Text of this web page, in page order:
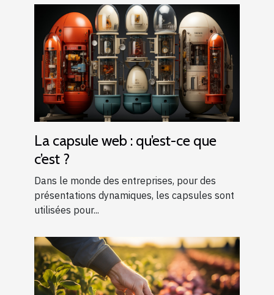
La capsule web : qu’est-ce que
c’est ?
Dans le monde des entreprises, pour des
présentations dynamiques, les capsules sont
utilisées pour...